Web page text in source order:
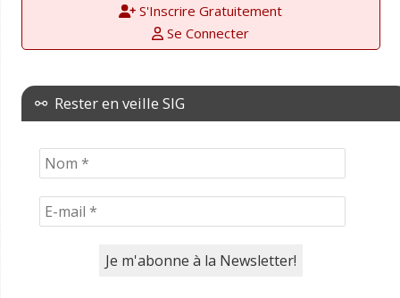
S'Inscrire Gratuitement
Se Connecter
⚯ Rester en veille SIG